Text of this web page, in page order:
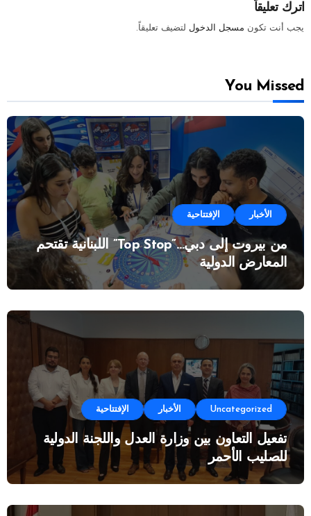
اترك تعليقاً
يجب أنت تكون مسجل الدخول لتضيف تعليقاً.
You Missed
الأخبار الإفتتاحية
من بيروت إلى دبي…”Top Stop” اللبنانية تقتحم
المعارض الدولية
Uncategorized الأخبار الإفتتاحية
تفعيل التعاون بين وزارة العدل واللجنة الدولية
للصليب الأحمر